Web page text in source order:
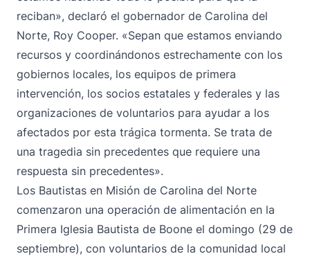
reciban», declaró el gobernador de Carolina del
Norte, Roy Cooper. «Sepan que estamos enviando
recursos y coordinándonos estrechamente con los
gobiernos locales, los equipos de primera
intervención, los socios estatales y federales y las
organizaciones de voluntarios para ayudar a los
afectados por esta trágica tormenta. Se trata de
una tragedia sin precedentes que requiere una
respuesta sin precedentes».
Los Bautistas en Misión de Carolina del Norte
comenzaron una operación de alimentación en la
Primera Iglesia Bautista de Boone el domingo (29 de
septiembre), con voluntarios de la comunidad local